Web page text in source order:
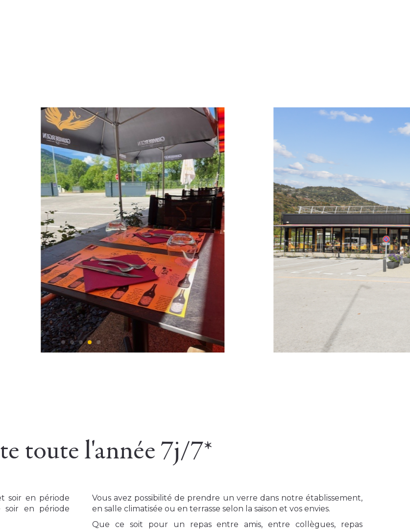
toute l'année 7j/7*
soir en période
soir en période
Vous avez possibilité de prendre un verre dans notre établissement,
en salle climatisée ou en terrasse selon la saison et vos envies.
Que ce soit pour un repas entre amis, entre collègues, repas